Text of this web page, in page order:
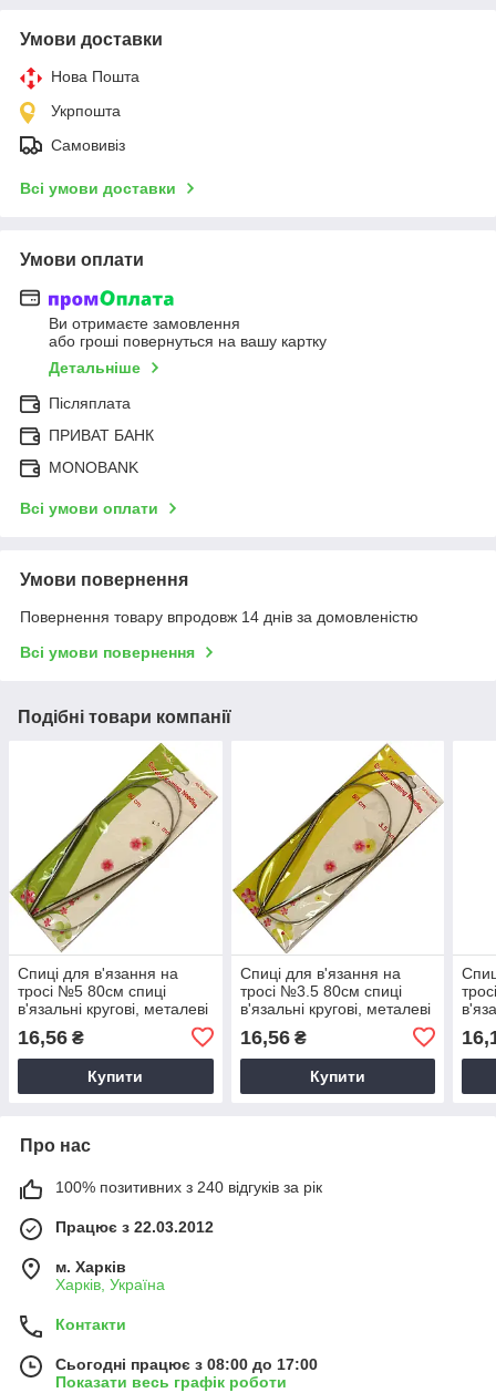
Умови доставки
Нова Пошта
Укрпошта
Самовивіз
Всі умови доставки
Умови оплати
Ви отримаєте замовлення
або гроші повернуться на вашу картку
Детальніше
Післяплата
ПРИВАТ БАНК
MONOBANK
Всі умови оплати
Умови повернення
Повернення товару впродовж 14 днів за домовленістю
Всі умови повернення
Подібні товари компанії
Спиці для в'язання на
тросі №5 80см спиці
в'язальні кругові, металеві
16,56 ₴
Купити
Спиці для в'язання на
тросі №3.5 80см спиці
в'язальні кругові, металеві
16,56₴
Купити
Про нас
100% позитивних з 240 відгуків за рік
Працює з 22.03.2012
м. Харків
Харків, Україна
Контакти
Сьогодні працює з 08:00 до 17:00
Показати весь графік роботи